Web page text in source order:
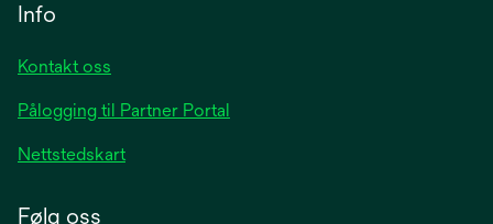
Info
Kontakt oss
Pålogging til Partner Portal
Nettstedskart
Følg oss